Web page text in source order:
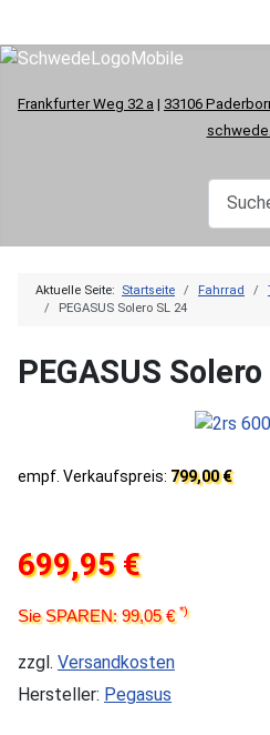
Frankfurter Weg 32 a | 33106
Aktuelle Seite: Startseite Fahrrad
PEGASUS Solero SL 24
PEGASUS
empf. Verkaufspreis: 799,00 €
699,95 €
Sie SPAREN: 99,05 €*)
zzgl. Versandkosten
Hersteller: Pegasus